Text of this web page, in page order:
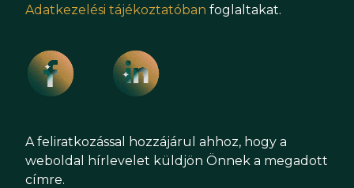
Adatkezelési tájékoztatóban foglaltakat.
A feliratkozással hozzájárul ahhoz, hogy a
weboldal hírlevelet küldjön Önnek a megadott
címre.